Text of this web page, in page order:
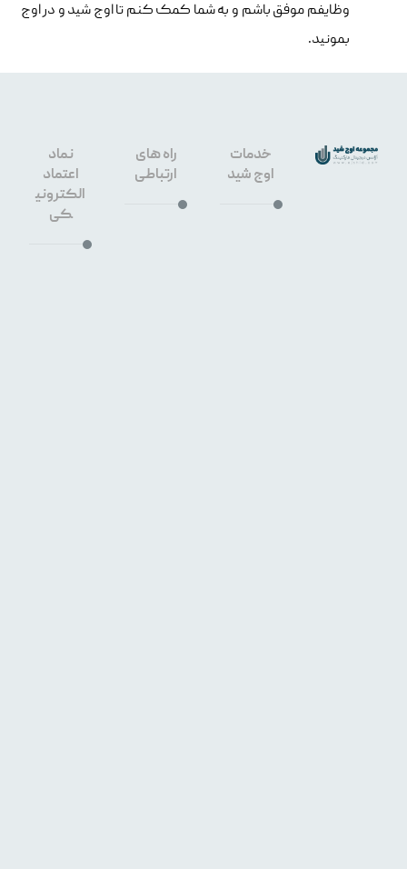
وظایفم موفق باشم و به شما کمک کنم تا اوج شید و در اوج
بمونید.
خدمات
اوج شید
راه های
ارتباطی
نماد
اعتماد
الکترونی
کی